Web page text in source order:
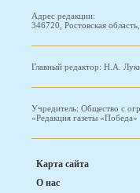
Адрес редакции:
346720, Ростовская
Главный редактор: Н.А.
Учредитель: Общество с
«Редакция газеты «Победа»
Карта сайта
О нас